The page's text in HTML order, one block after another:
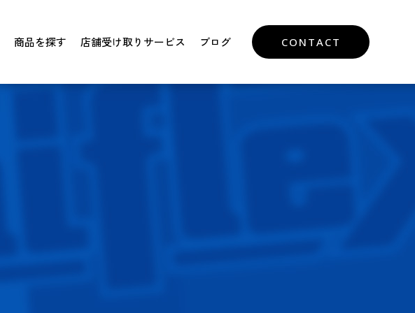
商品を探す 店舗受け取りサービス ブログ CONTACT